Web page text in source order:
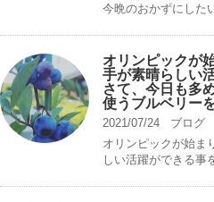
今晩のおかずにした
オリンピックが
手が素晴らしい
さて、今日も多
使うブルベリー
2021/07/24
ブログ
オリンピックが始ま
しい活躍ができる事